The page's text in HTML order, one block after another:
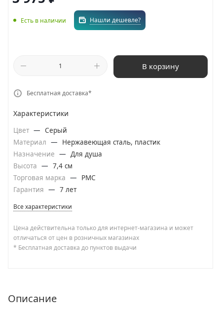
Есть в наличии Нашли дешевле?
В корзину
Бесплатная доставка*
Характеристики
Цвет — Серый
Материал —
Нержавеющая сталь, пластик
Назначение — Для душа
Высота — 7,4 см
Торговая марка —
РМС
Гарантия — 7 лет
Все характеристики
Цена действительна только для интернет-магазина и может
отличаться от цен в розничных магазинах
* Бесплатная доставка до пунктов выдачи
Описание